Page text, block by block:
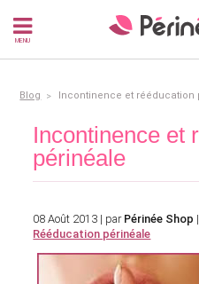
MENU
Blog Incontinence et rééducation
Incontinence et
périnéale
08 Août 2013 | par Périnée Shop |
Rééducation périnéale